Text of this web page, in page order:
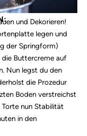
und Dekorieren!
legen und
der Springform)
Buttercreme auf
Nun legst du den
die Prozedur
Boden verstreichst
nun Stabilität
in den